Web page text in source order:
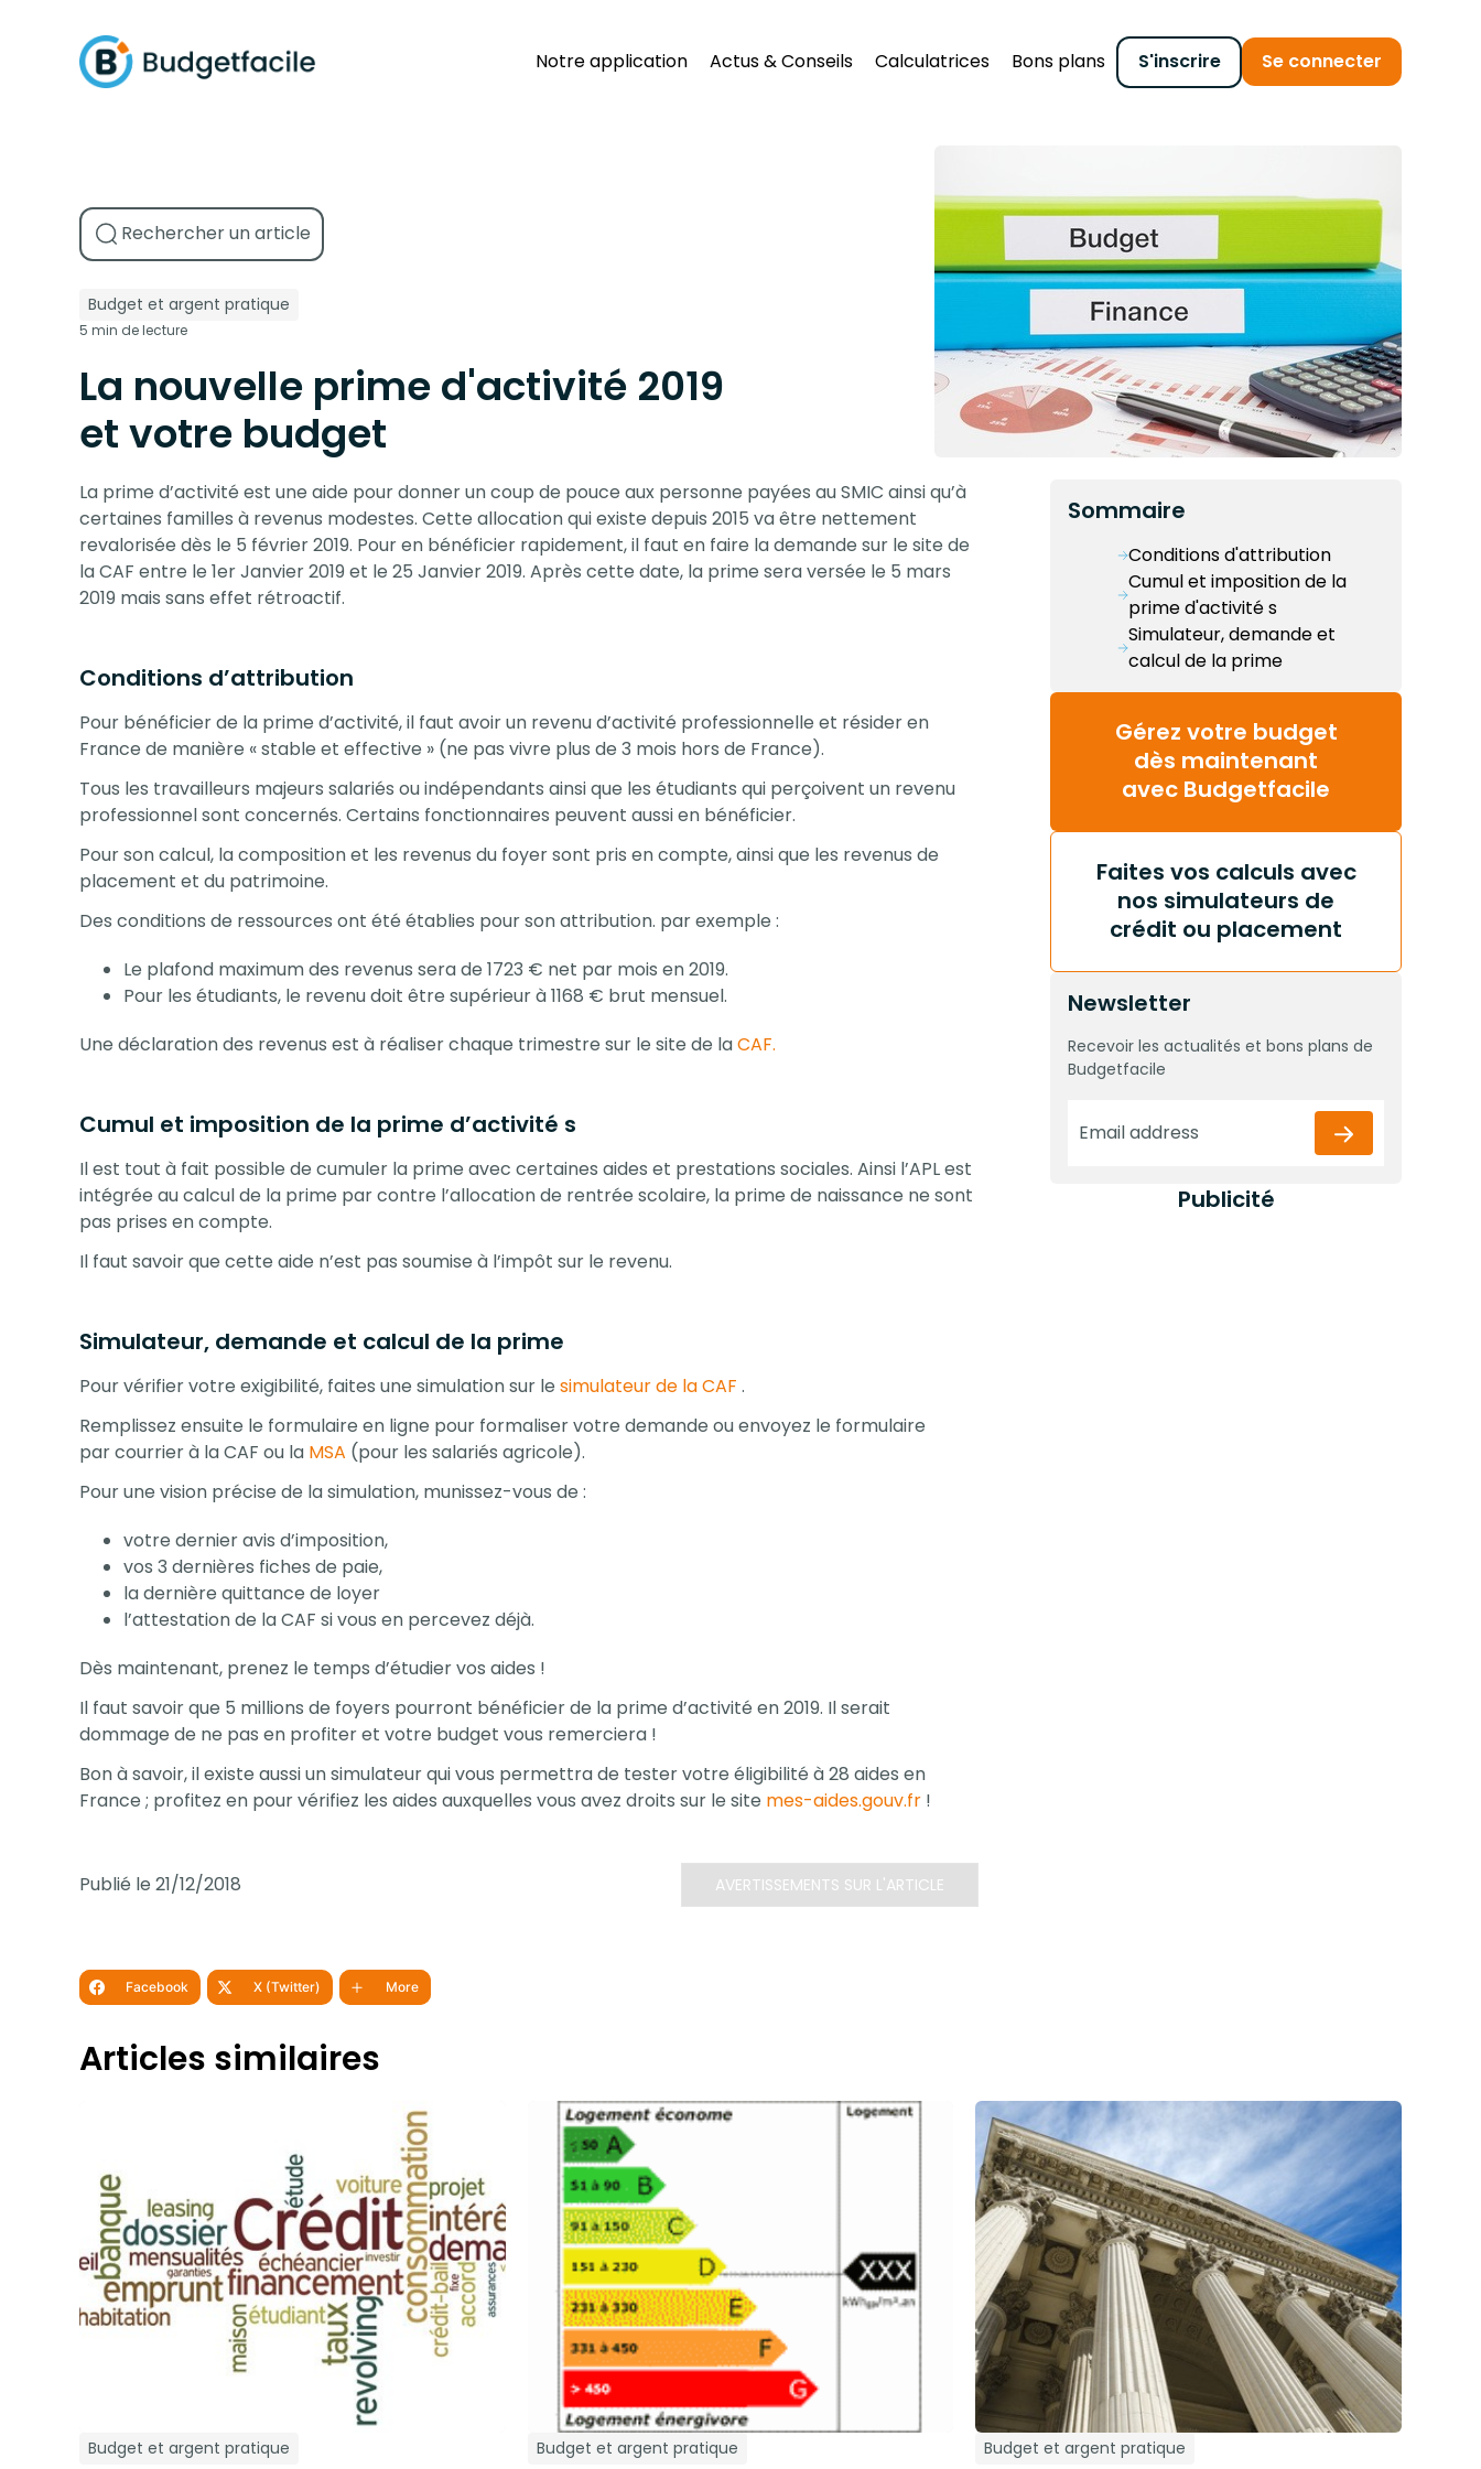
Notre application Actus & Conseils Calculatrices Bons plans S'inscrire Se connecter
Budget et argent pratique
5 min de lecture
La nouvelle prime d'activité 2019
et votre budget
La prime d’activité est une aide pour donner un coup de pouce aux personne payées au SMIC ainsi qu’à
certaines familles à revenus modestes. Cette allocation qui existe depuis 2015 va être nettement
revalorisée dès le 5 février 2019. Pour en bénéficier rapidement, il faut en faire la demande sur le site de
la CAF entre le 1er Janvier 2019 et le 25 Janvier 2019. Après cette date, la prime sera versée le 5 mars
2019 mais sans effet rétroactif.
Conditions d’attribution
Pour bénéficier de la prime d’activité, il faut avoir un revenu d’activité professionnelle et résider en
France de manière « stable et effective » (ne pas vivre plus de 3 mois hors de France).
Tous les travailleurs majeurs salariés ou indépendants ainsi que les étudiants qui perçoivent un revenu
professionnel sont concernés. Certains fonctionnaires peuvent aussi en bénéficier.
Pour son calcul, la composition et les revenus du foyer sont pris en compte, ainsi que les revenus de
placement et du patrimoine.
Des conditions de ressources ont été établies pour son attribution. par exemple :
Le plafond maximum des revenus sera de 1723 € net par mois en 2019.
Pour les étudiants, le revenu doit être supérieur à 1168 € brut mensuel.
Une déclaration des revenus est à réaliser chaque trimestre sur le site de laCAF.
Cumul et imposition de la prime d’activité s
Il est tout à fait possible de cumuler la prime avec certaines aides et prestations sociales. Ainsi l’APL est
intégrée au calcul de la prime par contre l’allocation de rentrée scolaire, la prime de naissance ne sont
pas prises en compte.
Il faut savoir que cette aide n’est pas soumise à l’impôt sur le revenu.
Simulateur, demande et calcul de la prime
Pour vérifier votre exigibilité, faites une simulation sur le simulateur de la CAF .
Remplissez ensuite le formulaire en ligne pour formaliser votre demande ou envoyez le formulaire
par courrier à la CAF ou la MSA (pour les salariés agricole).
Pour une vision précise de la simulation, munissez-vous de :
votre dernier avis d’imposition,
vos 3 dernières fiches de paie,
la dernière quittance de loyer
l’attestation de la CAF si vous en percevez déjà.
Dès maintenant, prenez le temps d’étudier vos aides !
Il faut savoir que 5 millions de foyers pourront bénéficier de la prime d’activité en 2019. Il serait
dommage de ne pas en profiter et votre budget vous remerciera !
Bon à savoir, il existe aussi un simulateur qui vous permettra de tester votre éligibilité à 28 aides en
France ; profitez en pour vérifiez les aides auxquelles vous avez droits sur le site mes-aides.gouv.fr !
Publié le 21/12/2018 AVERTISSEMENTS SUR L'ARTICLE
Facebook X (Twitter) More
Sommaire
Conditions d'attribution
Cumul et imposition de la
prime d'activité s
Simulateur, demande et
calcul de la prime
Gérez votre budget
dès maintenant
avec Budgetfacile
Faites vos calculs avec
nos simulateurs de
crédit ou placement
Newsletter
Recevoir les actualités et bons plans de
Budgetfacile
Publicité
Articles similaires
Budget et argent pratique Budget et argent pratique Budget et argent pratique